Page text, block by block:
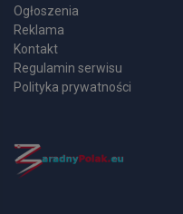
Ogłoszenia
Reklama
Kontakt
Regulamin serwisu
Polityka prywatności